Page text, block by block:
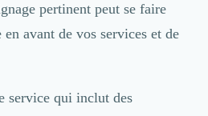
pertinent peut se faire
avant de vos services et de